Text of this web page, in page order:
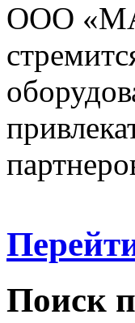
ООО
Поиск